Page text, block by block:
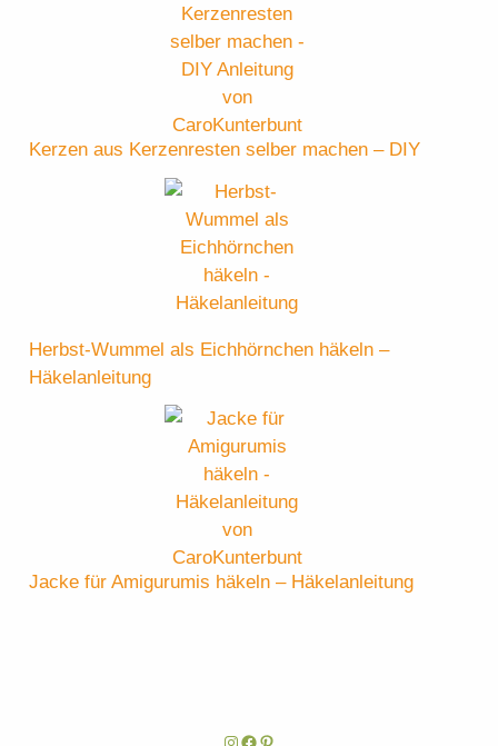
Kerzen aus Kerzenresten selber machen – DIY
Herbst-Wummel als Eichhörnchen häkeln –
Häkelanleitung
Jacke für Amigurumis häkeln – Häkelanleitung
Instagram
Facebook
Pinterest